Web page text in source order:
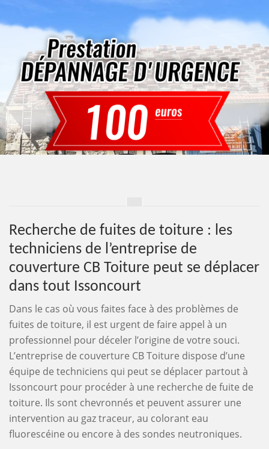
Recherche de fuites de toiture : les
techniciens de l’entreprise de
couverture CB Toiture peut se déplacer
dans tout Issoncourt
Dans le cas où vous faites face à des problèmes de
fuites de toiture, il est urgent de faire appel à un
professionnel pour déceler l’origine de votre souci.
L’entreprise de couverture CB Toiture dispose d’une
équipe de techniciens qui peut se déplacer partout à
Issoncourt pour procéder à une recherche de fuite de
toiture. Ils sont chevronnés et peuvent assurer une
intervention au gaz traceur, au colorant eau
fluorescéine ou encore à des sondes neutroniques.